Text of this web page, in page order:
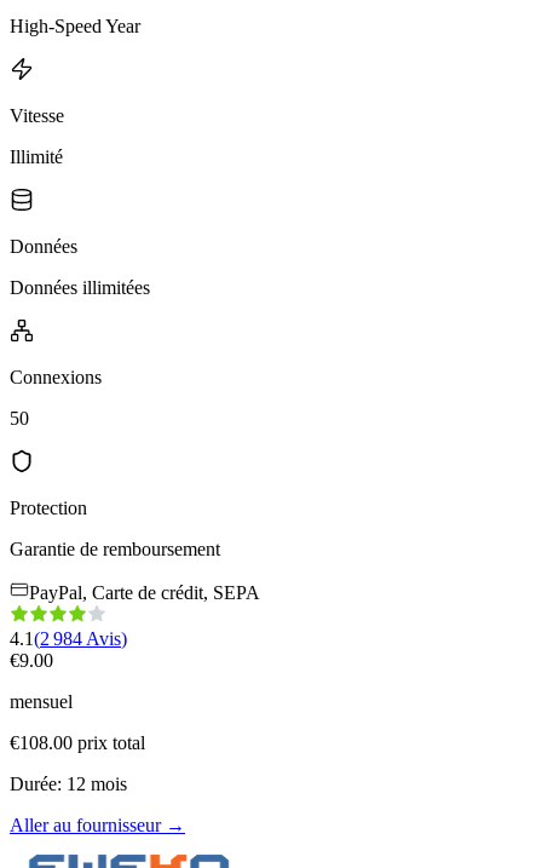
High-Speed Year
Vitesse
Illimité
Données
Données illimitées
Connexions
50
Protection
Garantie de remboursement
PayPal, Carte de crédit, SEPA
4.1(2 984 Avis)
€9.00
mensuel
€108.00 prix total
Durée: 12 mois
Aller au fournisseur→